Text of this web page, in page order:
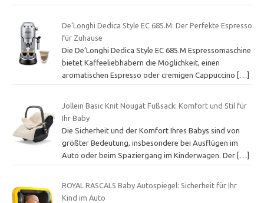
De’Longhi Dedica Style EC 685.M: Der Perfekte Espresso
für Zuhause
Die De’Longhi Dedica Style EC 685.M Espressomaschine
bietet Kaffeeliebhabern die Möglichkeit, einen
aromatischen Espresso oder cremigen Cappuccino
[…]
Jollein Basic Knit Nougat Fußsack: Komfort und Stil für
Ihr Baby
Die Sicherheit und der Komfort Ihres Babys sind von
größter Bedeutung, insbesondere bei Ausflügen im
Auto oder beim Spaziergang im Kinderwagen. Der […]
ROYAL RASCALS Baby Autospiegel: Sicherheit für Ihr
Kind im Auto